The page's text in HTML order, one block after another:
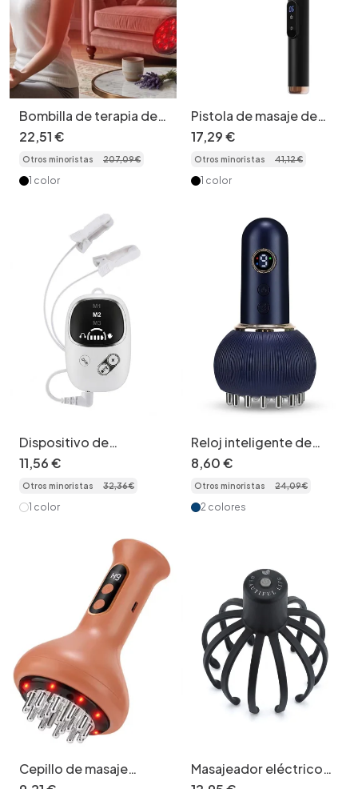
Bombilla de terapia de
luz roja de 54 W para
alivio del dolor y
cuidado de la piel.
22,51€
Otros minoristas 207,09€
1 color
Pistola de masaje de
percusión con mango
extendido para masaje
de tejido profundo
17,29€
Otros minoristas 41,12€
1 color
Dispositivo de
microcorriente CES
para aliviar el insomnio
11,56€
Otros minoristas 32,36€
1 color
Reloj inteligente de
seguimiento de
actividad física con
monitor de frecuencia
cardíaca
8,60€
Otros minoristas 24,09€
2 colores
Cepillo de masaje
meridiano de 9 niveles
Masajeador eléctrico
de cabeza: 12 brazos